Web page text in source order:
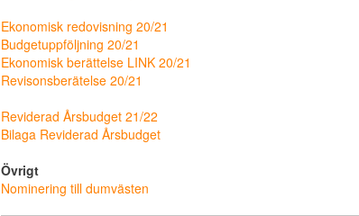
Ekonomisk redovisning 20/21
Budgetuppföljning 20/21
Ekonomisk berättelse LINK 20/21
Revisonsberätelse 20/21
Reviderad Årsbudget 21/22
Bilaga Reviderad Årsbudget
Övrigt
Nominering till dumvästen